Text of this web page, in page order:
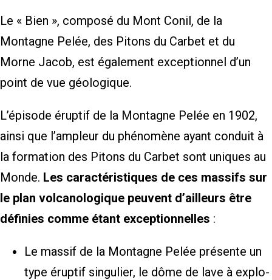
Le « Bien », composé du Mont Conil, de la
Montagne Pelée, des Pitons du Carbet et du
Morne Jacob, est également exceptionnel d’un
point de vue géologique.
L’épisode éruptif de la Montagne Pelée en 1902,
ainsi que l’ampleur du phénomène ayant conduit à
la formation des Pitons du Carbet sont uniques au
Monde. Les caractéristiques de ces massifs sur
le plan volcanologique peuvent d’ailleurs être
définies comme étant exceptionnelles :
Le massif de la Montagne Pelée présente un
type éruptif singulier, le dôme de lave à explo­